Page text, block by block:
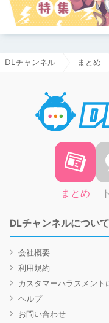
DLチャンネル まとめ
まとめ
DLチャンネルについて
会社概要
利用規約
カスタマーハラスメント
ヘルプ
お問い合わせ